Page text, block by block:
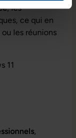
, les
ce qui en
les réunions
11
,